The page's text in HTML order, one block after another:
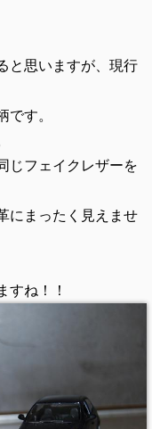
と思いますが、現行
です。
じフェイクレザーを
にまったく見えませ
すね！！